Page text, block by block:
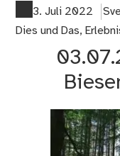
3. Juli 2022
Dies und Das,